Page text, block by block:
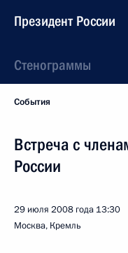
Президент России
Стенограммы
События
Встреча с
России
29 июля 2008 года 13:30
Москва, Кремль